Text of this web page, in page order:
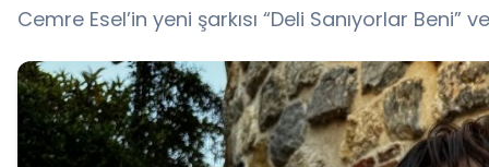
Cemre Esel’in yeni şarkısı “Deli Sanıyorlar